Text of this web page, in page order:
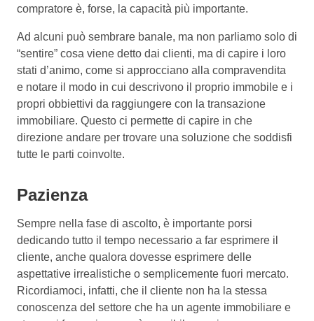
compratore è, forse, la capacità più importante.
Ad alcuni può sembrare banale, ma non parliamo solo di
“sentire” cosa viene detto dai clienti, ma di capire i loro
stati d’animo, come si approcciano alla compravendita
e notare il modo in cui descrivono il proprio immobile e i
propri obbiettivi da raggiungere con la transazione
immobiliare. Questo ci permette di capire in che
direzione andare per trovare una soluzione che soddisfi
tutte le parti coinvolte.
Pazienza
Sempre nella fase di ascolto, è importante porsi
dedicando tutto il tempo necessario a far esprimere il
cliente, anche qualora dovesse esprimere delle
aspettative irrealistiche o semplicemente fuori mercato.
Ricordiamoci, infatti, che il cliente non ha la stessa
conoscenza del settore che ha un agente immobiliare e